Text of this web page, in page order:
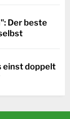
Der beste
einst doppelt